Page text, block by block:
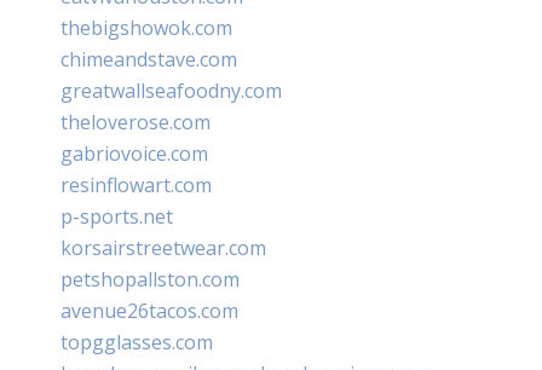
thebigshowok.com
chimeandstave.com
greatwallseafoodny.com
theloverose.com
gabriovoice.com
resinflowart.com
p-sports.net
korsairstreetwear.com
petshopallston.com
avenue26tacos.com
topgglasses.com